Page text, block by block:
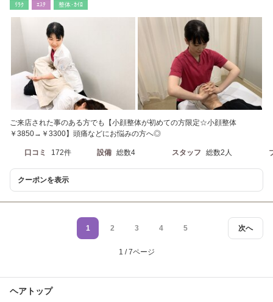
ﾘﾗｸ ｴｽﾃ 整体･ｶｲﾛ
ご来店された事のある方でも【小顔整体が初めての方限定☆小顔整体
￥3850→￥3300】頭痛などにお悩みの方へ◎
口コミ 172件 設備 総数4 スタッフ 総数2人
クーポンを表示
次へ
1 2 3 4 5
1 / 7ページ
ヘアトップ